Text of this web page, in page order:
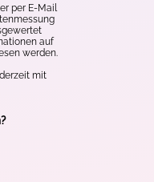
per E-Mail
auf
werden.
mit